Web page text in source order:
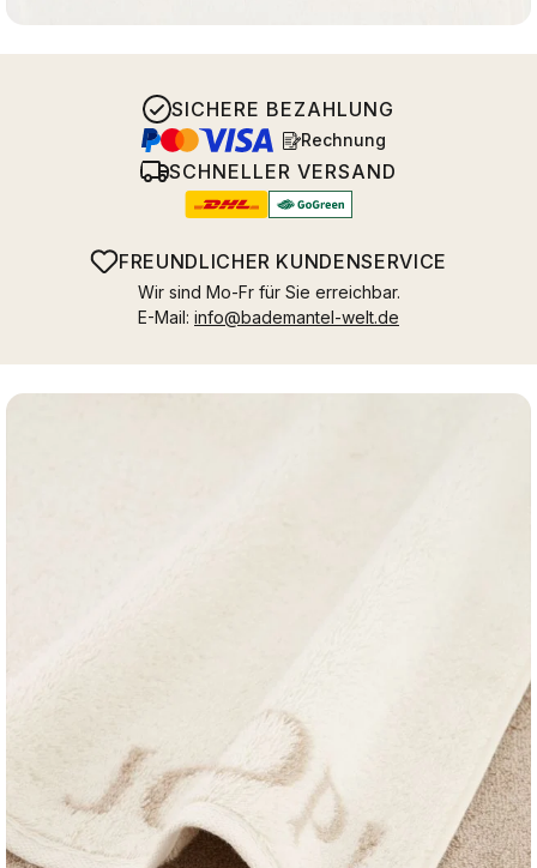
SICHERE BEZAHLUNG
Rechnung
SCHNELLER VERSAND
FREUNDLICHER KUNDENSERVICE
Wir sind Mo-Fr für Sie erreichbar.
E-Mail: info@bademantel-welt.de